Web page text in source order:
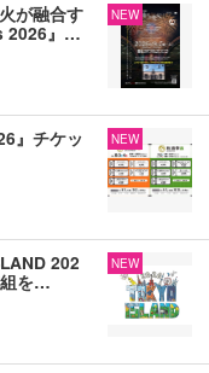
が融合す
2026』…
NEW
』チケッ
NEW
202
を…
NEW